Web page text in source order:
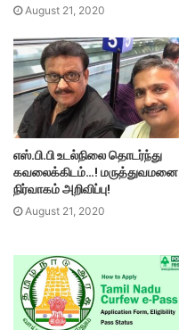
August 21, 2020
எஸ்.பி.பி உடல்நிலை தொடர்ந்து
கவலைக்கிடம்…! மருத்துவமனை
நிர்வாகம் அறிவிப்பு!
August 21, 2020